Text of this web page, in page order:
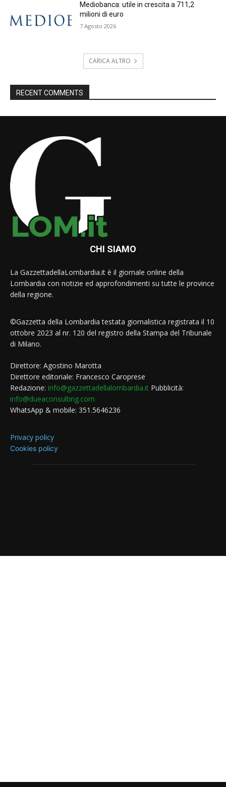
Mediobanca: utile in crescita a 711,2
milioni di euro
7 Agosto 2026
CARICA ALTRO
RECENT COMMENTS
CHI SIAMO
La GazzettadellaLombardia.it è il giornale online della
Lombardia con notizie ed approfondimenti su tutte le province
della regione.
©Gazzetta della Lombardia testata giornalistica registrata il 10
ottobre 2023 al nr. 120 del registro della Stampa del Tribunale
di Milano.
Direttore: Agostino Marotta
Direttore editoriale: Francesco Caroprese
Redazione: info@gazzettadellalombardia.it Pubblicità:
info@dueaconsulting.com
WhatsApp & mobile: 351.5646236
Privacy policy
Cookies policy